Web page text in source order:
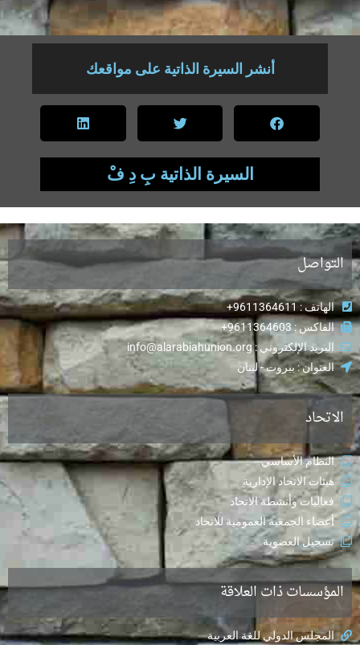
أنشر السيرة الذاتية على مواقعك
السيرة الذاتية بِ دِ فْ
التواصل
الهاتف : 9611364611+
الفاكس : 9611364603+
البريد الإلكتروني : info@alarabiahunion.org
العنوان : بيروت - لبنان
الاتحاد
النظام الأساسي
هيئات الاتحاد الإدارية
فعاليات وأنشطة الاتحاد
أعضاء الجمعية العمومية للاتحاد
تسجيل العضوية
المؤسسات ذات العلاقة
المجلس الدولي للغة العربية